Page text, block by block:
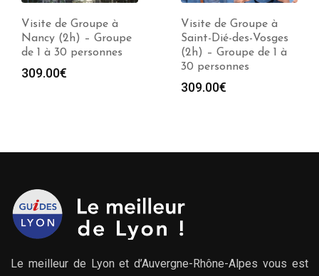
Visite de Groupe à
Nancy (2h) – Groupe
de 1 à 30 personnes
309.00€
Visite de Groupe à
Saint-Dié-des-Vosges
(2h) – Groupe de 1 à
30 personnes
309.00€
Le meilleur de Lyon et d’Auvergne-Rhône-Alpes vous est